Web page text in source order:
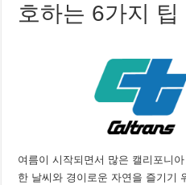
호하는 6가지 팁
여름이 시작되면서 많은 캘리포니
한 날씨와 경이로운 자연을 즐기기